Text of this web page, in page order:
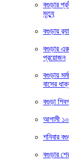
বগুড়ার
মৃত্যু
‎বগুড়ায়
বগুড়ার
প্রয়োজন
বগুড়ায়
বাসের
বগুড়া
আগামী
শনিবার
বগুড়ার